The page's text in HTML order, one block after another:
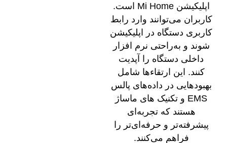
اپلیکیشن Mi Home است.
کاربران می‌توانند وارد رابط
کاربری دستگاه در اپلیکیشن
شوند و به‌راحتی نرم ‌افزار
داخلی دستگاه را آپدیت
کنند. این ارتقاءها شامل
بهبودهایی در داده‌های پالس
EMS و تکنیک ‌های ماساژ
هستند که تجربه‌ای
پیشرفته‌تر و حرفه‌ای‌تر را
فراهم می‌کنند.